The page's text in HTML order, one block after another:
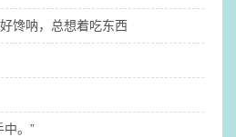
馋呐，总想着吃东西
中。”